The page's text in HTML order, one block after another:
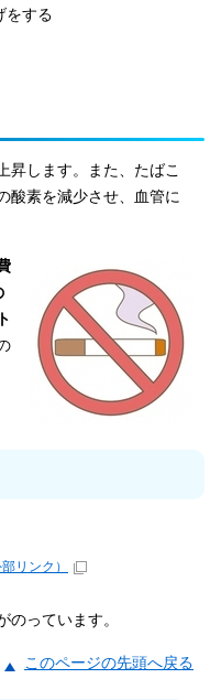
をする
昇します。また、たばこ
酸素を減少させ、血管に
部リンク）
のっています。
このページの先頭へ戻る